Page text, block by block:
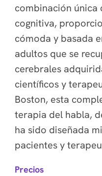
combinación única
cognitiva,
cómoda y basada
adultos que se
cerebrales
científicos y
Boston, esta
terapia del habla,
ha sido diseñada
pacientes y
Precios